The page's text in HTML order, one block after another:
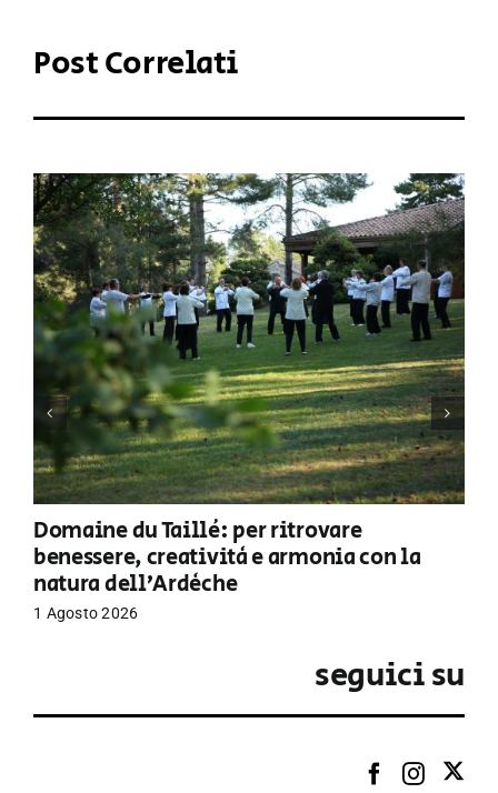
Post Correlati
Domaine du Taillé: per ritrovare
benessere, creatività e armonia con la
natura dell’Ardèche
1 Agosto 2026
seguici su